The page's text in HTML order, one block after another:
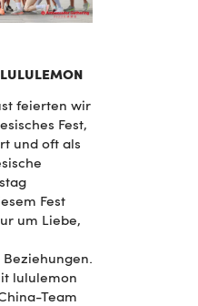
feierten wir
Fest,
und oft als
Fest
um Liebe,
lululemon
Team